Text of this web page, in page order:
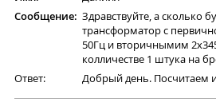
Сообщение: Здравствуйте, а сколько
трансформатор с
50Гц и вторичнымим
колличестве 1 штука на
Ответ:
Добрый день. Посчитаем